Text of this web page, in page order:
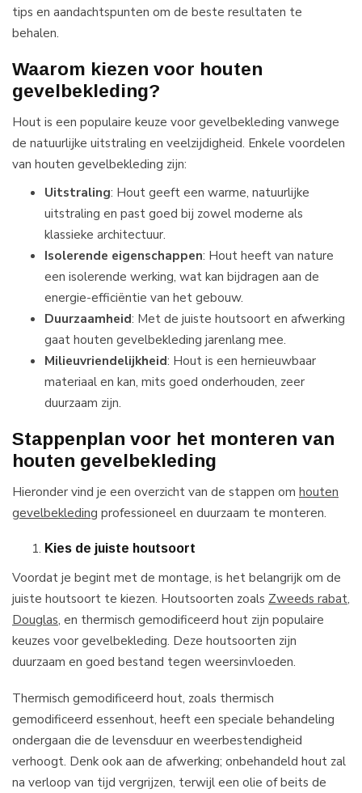
tips en aandachtspunten om de beste resultaten te
behalen.
Waarom kiezen voor houten
gevelbekleding?
Hout is een populaire keuze voor gevelbekleding vanwege
de natuurlijke uitstraling en veelzijdigheid. Enkele voordelen
van houten gevelbekleding zijn:
Uitstraling: Hout geeft een warme, natuurlijke
uitstraling en past goed bij zowel moderne als
klassieke architectuur.
Isolerende eigenschappen: Hout heeft van nature
een isolerende werking, wat kan bijdragen aan de
energie-efficiëntie van het gebouw.
Duurzaamheid: Met de juiste houtsoort en afwerking
gaat houten gevelbekleding jarenlang mee.
Milieuvriendelijkheid: Hout is een hernieuwbaar
materiaal en kan, mits goed onderhouden, zeer
duurzaam zijn.
Stappenplan voor het monteren van
houten gevelbekleding
Hieronder vind je een overzicht van de stappen om houten
gevelbekleding professioneel en duurzaam te monteren.
Kies de juiste houtsoort
Voordat je begint met de montage, is het belangrijk om de
juiste houtsoort te kiezen. Houtsoorten zoals Zweeds rabat,
Douglas, en thermisch gemodificeerd hout zijn populaire
keuzes voor gevelbekleding. Deze houtsoorten zijn
duurzaam en goed bestand tegen weersinvloeden.
Thermisch gemodificeerd hout, zoals thermisch
gemodificeerd essenhout, heeft een speciale behandeling
ondergaan die de levensduur en weerbestendigheid
verhoogt. Denk ook aan de afwerking; onbehandeld hout zal
na verloop van tijd vergrijzen, terwijl een olie of beits de